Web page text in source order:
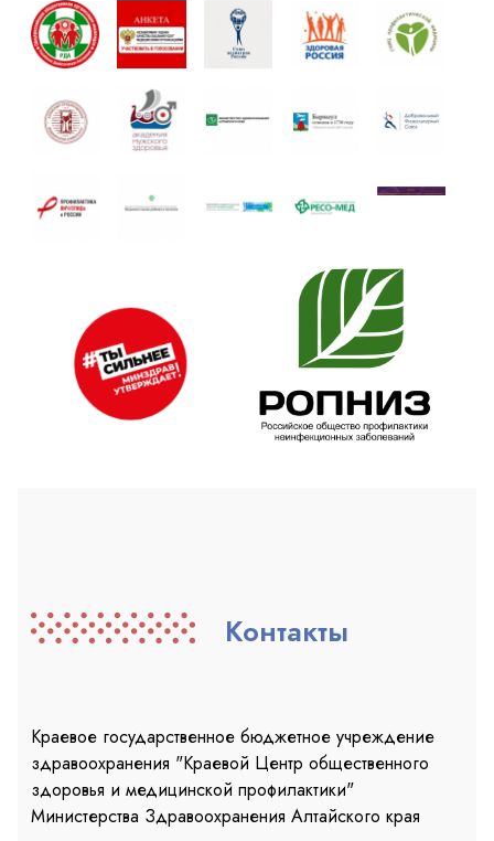
Контакты
Краевое государственное бюджетное учреждение
здравоохранения "Краевой Центр общественного
здоровья и медицинской профилактики"
Министерства Здравоохранения Алтайского края